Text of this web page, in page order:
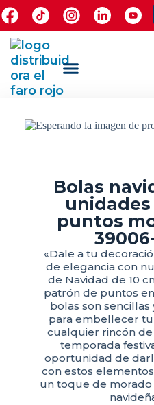
Bolas
puntos
«Dale a tu
de elegancia con
de Navidad de 10
patrón de puntos
bolas son sencillas
para embellecer
cualquier rincón
temporada
oportunidad de
con estos
un toque de